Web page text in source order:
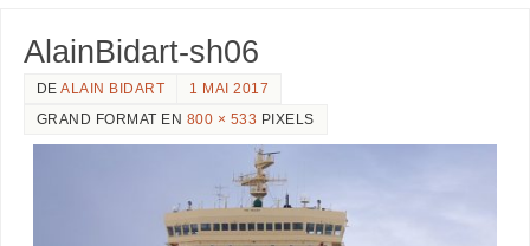
AlainBidart-sh06
DEALAIN BIDART
1 MAI 2017
GRAND FORMAT EN 800 × 533 PIXELS